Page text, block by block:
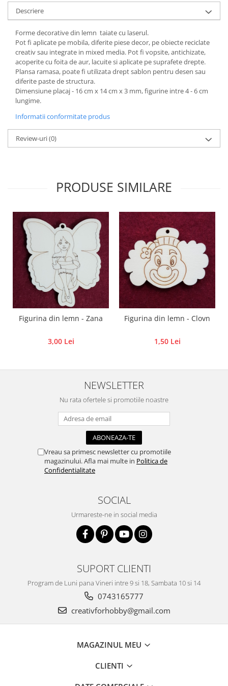
Hartie craft
Carton/Hartie efecte speciale
Carton/Hartie Scrapbooking
Carton/Hartie unicolor
Hartie creponata
Hartie dantelata
Hartie matase
Hartie reciclata/manuala
Plicuri
Carton
Forme/Figurine carton
Dantela
Panglici craciun
Panglici decor
Snur/sfoara/fir
Aplice decor
Sticla
Platouri
Ustensile, aparate
Pistoale de lipit
Traforaj, pirogravura
Articole din bumbac
Design cofetarie
Forme pentru turnat ciocolata
Descriere
Forme decorative din lemn taiate cu laserul.
Pot fi aplicate pe mobila, diferite piese decor, pe obiecte reciclate
creativ sau integrate in mixed media. Pot fi vopsite, antichizate,
acoperite cu foita de aur, lacuite si aplicate pe suprafete drepte.
Plansa ramasa, poate fi utilizata drept sablon pentru desen sau
diferite paste de structura.
Dimensiune placaj - 16 cm x 14 cm x 3 mm, figurine intre 4 - 6 cm
lungime.
Informatii conformitate produs
Review-uri(0)
PRODUSE SIMILARE
Figurina din lemn - Zana
3,00 Lei
Figurina din lemn - Clovn
1,50 Lei
NEWSLETTER
Nu rata ofertele si promotiile noastre
Vreau sa primesc newsletter cu promotiile
magazinului. Afla mai multe in Politica de
Confidentialitate
SOCIAL
Urmareste-ne in social media
SUPORT CLIENTI
Program de Luni pana Vineri intre 9 si 18, Sambata 10 si 14
0743165777
creativforhobby@gmail.com
MAGAZINUL MEU
CLIENTI